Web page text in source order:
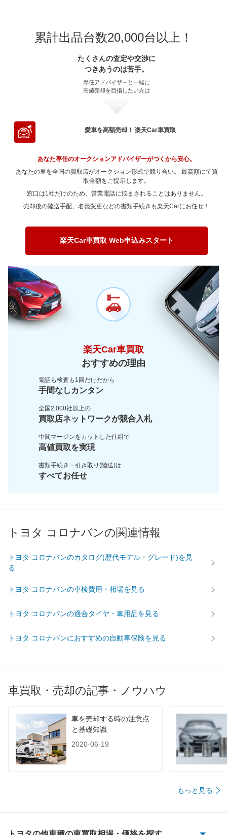
累計出品台数20,000台以上！
たくさんの査定や交渉に
つきあうのは苦手。
専任アドバイザーと一緒に
高値売却を目指したい方は
愛車を高額売却！ 楽天Car車買取
あなた専任のオークションアドバイザーがつくから安心。
あなたの車を全国の買取店がオークション形式で競り合い。 最高額にて買
取金額をご提示します。
窓口は1社だけのため、営業電話に悩まされることはありません。
売却後の陸送手配、名義変更などの書類手続きも楽天Carにお任せ！
楽天Car車買取 Web申込みスタート
楽天Car車買取
おすすめの理由
電話も検査も1回だけだから
手間なしカンタン
全国2,000社以上の
買取店ネットワークが競合入札
中間マージンをカットした仕組で
高値買取を実現
書類手続き・引き取り(陸送)は
すべてお任せ
トヨタ コロナバンの関連情報
トヨタ コロナバンのカタログ(歴代モデル・グレード)を見
る
トヨタ コロナバンの車検費用・相場を見る
トヨタ コロナバンの適合タイヤ・車用品を見る
トヨタ コロナバンにおすすめの自動車保険を見る
車買取・売却の記事・ノウハウ
車を売却する時の注意点
と基礎知識
2020-06-19
もっと見る